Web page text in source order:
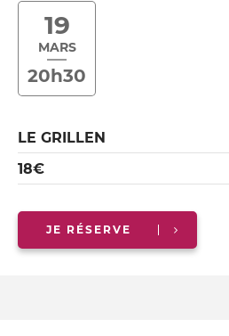
19
MARS
20h30
LE GRILLEN
18€
JE RÉSERVE